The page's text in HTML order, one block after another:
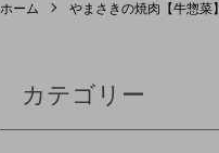
ホーム やまさきの焼肉【牛惣菜】
カテゴリー